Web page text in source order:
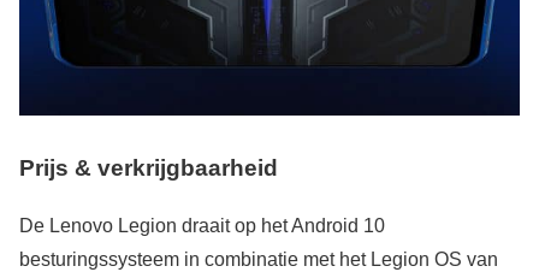
Prijs & verkrijgbaarheid
De Lenovo Legion draait op het Android 10
besturingssysteem in combinatie met het Legion OS van